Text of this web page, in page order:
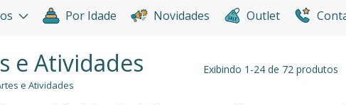
Por Idade Novidades Outlet
e Atividades
e Atividades
Exibindo 1-24 de 72 produtos